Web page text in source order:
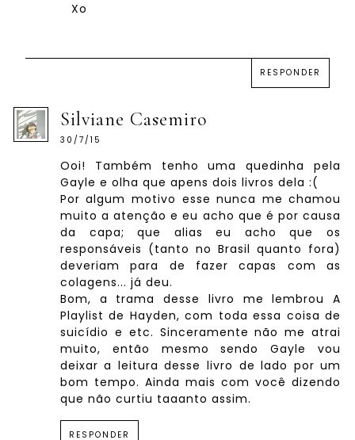
Xo
RESPONDER
Silviane Casemiro
30/7/15
Ooi! Também tenho uma quedinha pela
Gayle e olha que apens dois livros dela :(
Por algum motivo esse nunca me chamou
muito a atenção e eu acho que é por causa
da capa; que alias eu acho que os
responsáveis (tanto no Brasil quanto fora)
deveriam para de fazer capas com as
colagens... já deu.
Bom, a trama desse livro me lembrou A
Playlist de Hayden, com toda essa coisa de
suicídio e etc. Sinceramente não me atrai
muito, então mesmo sendo Gayle vou
deixar a leitura desse livro de lado por um
bom tempo. Ainda mais com você dizendo
que não curtiu taaanto assim.
RESPONDER